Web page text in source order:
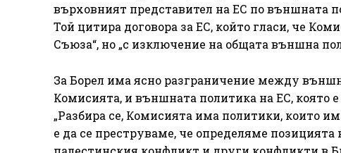
върховният представител на ЕС по външната
Той цитира договора за ЕС, който гласи, че
Съюза“, но „с изключение на общата външна
За Борел има ясно разграничение между
Комисията, и външната политика на ЕС, която
„Разбира се, Комисията има политики, които
е да се преструваме, че определяме